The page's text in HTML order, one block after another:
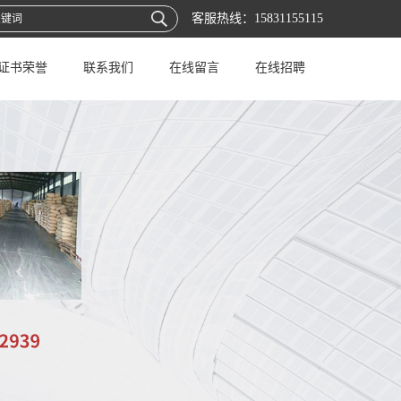
客服热线： 15831155115
书荣誉 联系我们 在线留言 在线招聘